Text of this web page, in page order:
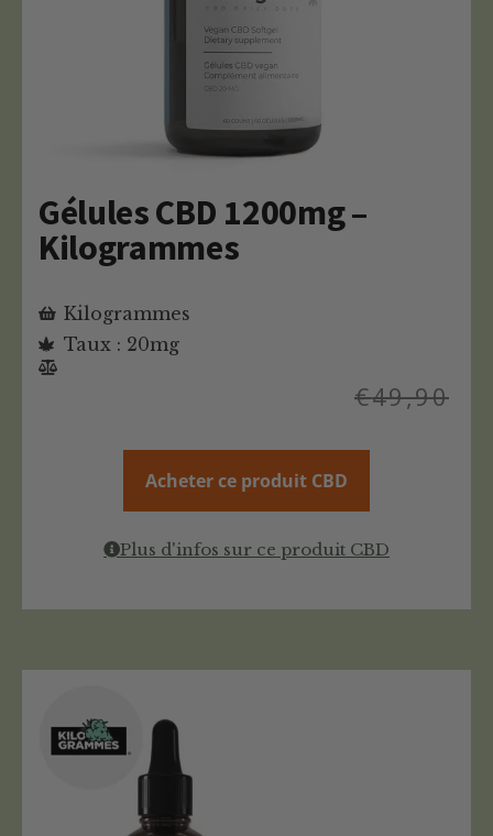
Gélules CBD 1200mg –
Kilogrammes
Kilogrammes
Taux : 20mg
€49,90
Acheter ce produit CBD
Plus d'infos sur ce produit CBD